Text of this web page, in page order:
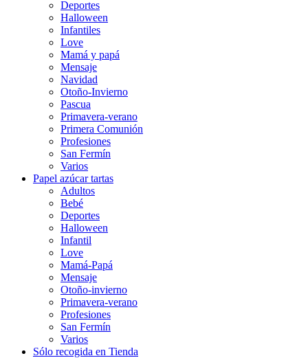
Deportes
Halloween
Infantiles
Love
Mamá y papá
Mensaje
Navidad
Otoño-Invierno
Pascua
Primavera-verano
Primera Comunión
Profesiones
San Fermín
Varios
Papel azúcar tartas
Adultos
Bebé
Deportes
Halloween
Infantil
Love
Mamá-Papá
Mensaje
Otoño-invierno
Primavera-verano
Profesiones
San Fermín
Varios
Sólo recogida en Tienda